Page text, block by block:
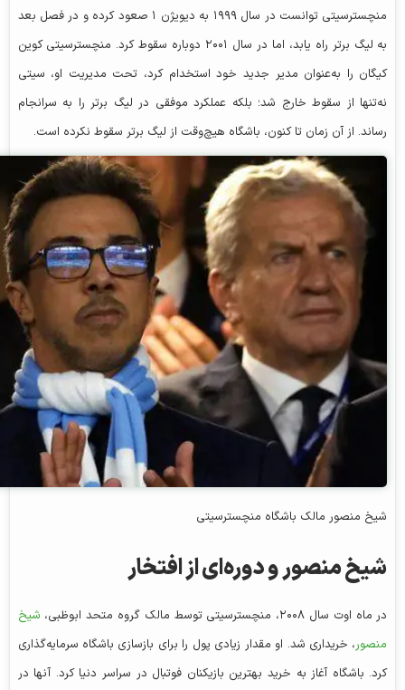
منچسترسیتی توانست در سال ۱۹۹۹ به دیویژن ۱ صعود کرده و در فصل بعد
به لیگ برتر راه یابد، اما در سال ۲۰۰۱ دوباره سقوط کرد. منچسترسیتی کوین
کیگان را به‌عنوان مدیر جدید خود استخدام کرد، تحت مدیریت او، سیتی
نه‌تنها از سقوط خارج شد؛ بلکه عملکرد موفقی در لیگ برتر را به سرانجام
رساند. از آن زمان تا کنون، باشگاه هیچ‌وقت از لیگ برتر سقوط نکرده است.
شیخ منصور مالک باشگاه منچسترسیتی
شیخ منصور و دوره‌ای از افتخار
در ماه اوت سال ۲۰۰۸، منچسترسیتی توسط مالک گروه متحد ابوظبی،
شیخ
منصور، خریداری شد. او مقدار زیادی پول را برای بازسازی باشگاه سرمایه‌گذاری
کرد. باشگاه آغاز به خرید بهترین بازیکنان فوتبال در سراسر دنیا کرد. آنها در